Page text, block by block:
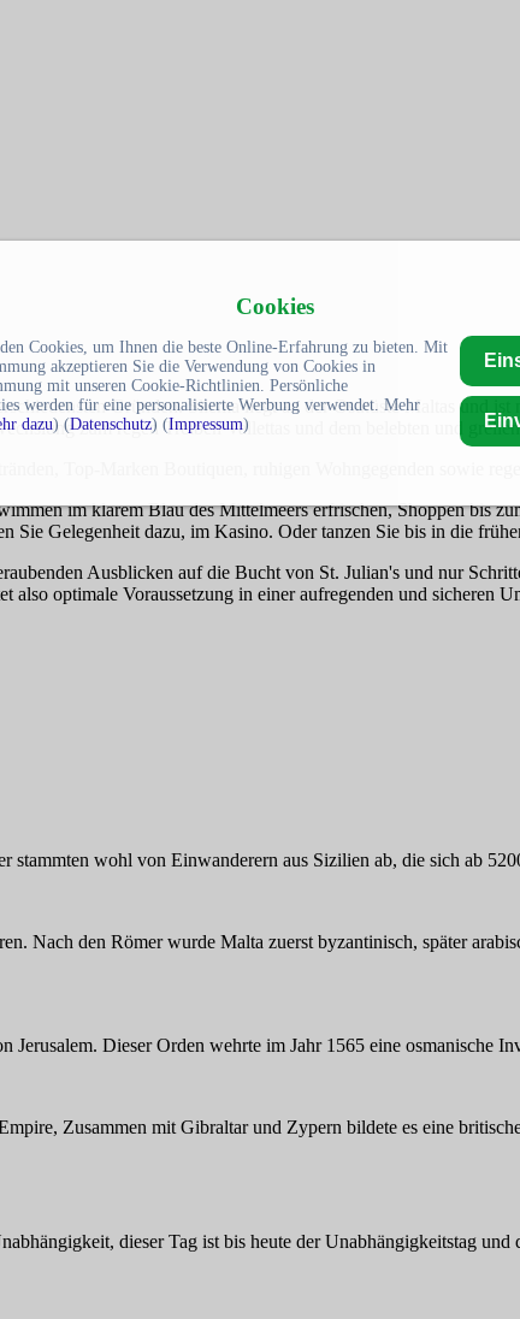
Cookies
Cookies, um Ihnen die beste Online-Erfahrung zu bieten. Mit
akzeptieren Sie die Verwendung von Cookies in
mit unseren Cookie-Richtlinien. Persönliche
werden für eine personalisierte Werbung verwendet. Mehr
dazu) (Datenschutz) (Impressum)
Gründen. Sliema liegt an der Ostküste Maltas und
zum regen Treiben Vallettas und dem belebten und
Top-Marken Boutiquen, ruhigen Wohngegenden sowie
im klarem Blau des Mittelmeers erfrischen, Shoppen bis
Sie Gelegenheit dazu, im Kasino. Oder tanzen Sie bis in die
Ausblicken auf die Bucht von St. Julian's und nur
also optimale Voraussetzung in einer aufregenden und sicheren
stammten wohl von Einwanderern aus Sizilien ab, die sich ab
Nach den Römer wurde Malta zuerst byzantinisch, später
Dieser Orden wehrte im Jahr 1565 eine osmanische
Zusammen mit Gibraltar und Zypern bildete es eine
dieser Tag ist bis heute der Unabhängigkeitstag